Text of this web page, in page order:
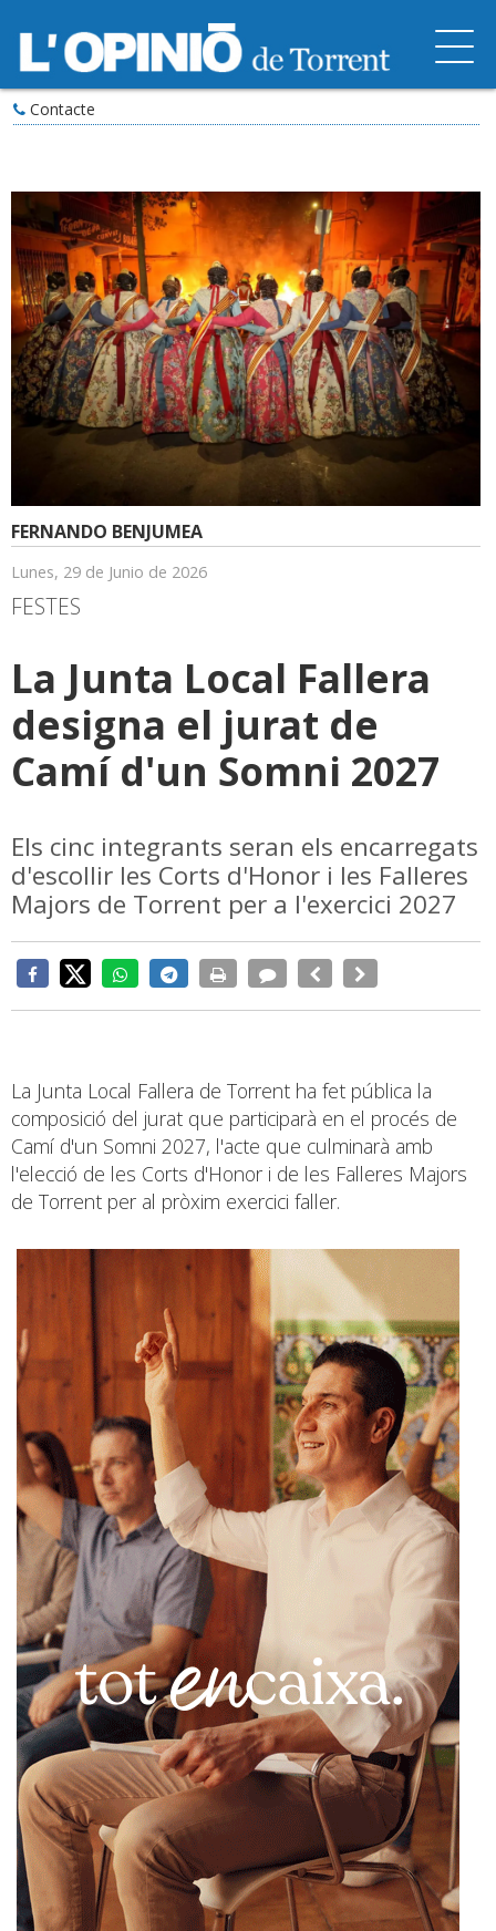
Contacte
FERNANDO BENJUMEA
Lunes, 29 de Junio de 2026
FESTES
La Junta Local Fallera
designa el jurat de
Camí d'un Somni 2027
Els cinc integrants seran els encarregats
d'escollir les Corts d'Honor i les Falleres
Majors de Torrent per a l'exercici 2027
La Junta Local Fallera de Torrent ha fet pública la
composició del jurat que participarà en el procés de
Camí d'un Somni 2027, l'acte que culminarà amb
l'elecció de les Corts d'Honor i de les Falleres Majors
de Torrent per al pròxim exercici faller.